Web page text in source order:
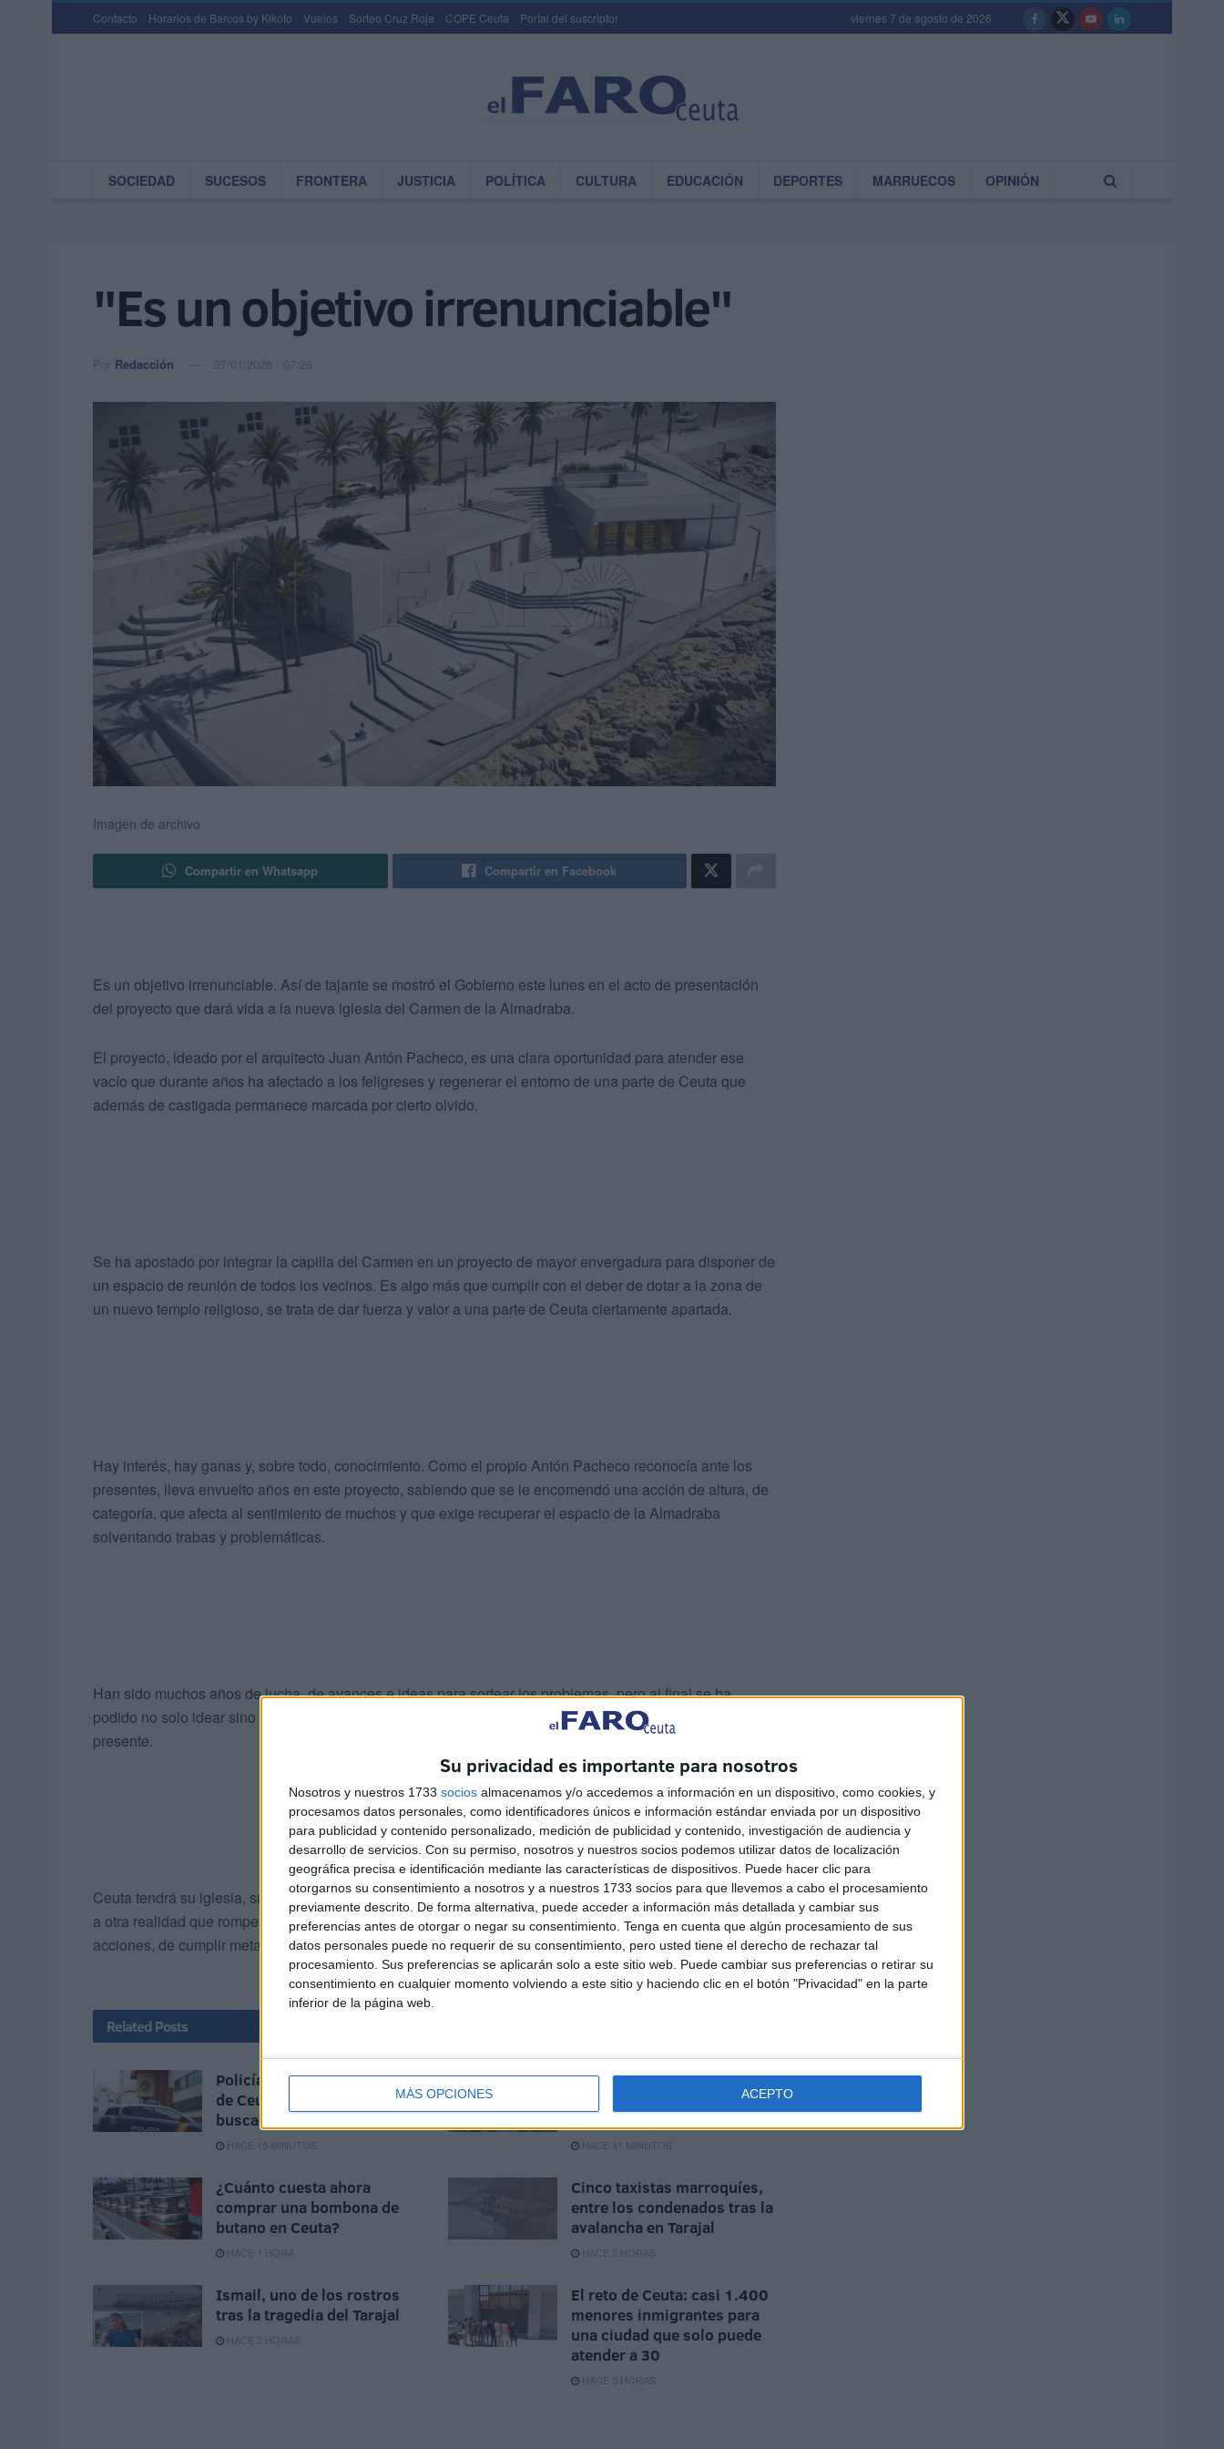
Su privacidad es importante para nosotros
Nosotros y nuestros 1733 socios almacenamos y/o accedemos a información en un dispositivo, como cookies, y
procesamos datos personales, como identificadores únicos e información estándar enviada por un dispositivo
para publicidad y contenido personalizado, medición de publicidad y contenido, investigación de audiencia y
desarrollo de servicios. Con su permiso, nosotros y nuestros socios podemos utilizar datos de localización
geográfica precisa e identificación mediante las características de dispositivos. Puede hacer clic para
otorgarnos su consentimiento a nosotros y a nuestros 1733 socios para que llevemos a cabo el procesamiento
previamente descrito. De forma alternativa, puede acceder a información más detallada y cambiar sus
preferencias antes de otorgar o negar su consentimiento. Tenga en cuenta que algún procesamiento de sus
datos personales puede no requerir de su consentimiento, pero usted tiene el derecho de rechazar tal
procesamiento. Sus preferencias se aplicarán solo a este sitio web. Puede cambiar sus preferencias o retirar su
consentimiento en cualquier momento volviendo a este sitio y haciendo clic en el botón "Privacidad" en la parte
inferior de la página web.
MÁS OPCIONES ACEPTO
Contacto Horarios de Barcos by Kikoto Vuelos Sorteo Cruz Roja COPE Ceuta Portal del suscriptor viernes 7 de agosto de 2026
SOCIEDAD SUCESOS FRONTERA JUSTICIA POLÍTICA CULTURA EDUCACIÓN DEPORTES MARRUECOS OPINIÓN
"Es un objetivo irrenunciable"
Por Redacción 27/01/2026 - 07:25
Imagen de archivo
Compartir en Whatsapp Compartir en Facebook
Es un objetivo irrenunciable. Así de tajante se mostró el Gobierno este lunes en el acto de presentación
del proyecto que dará vida a la nueva iglesia del Carmen de la Almadraba.
El proyecto, ideado por el arquitecto Juan Antón Pacheco, es una clara oportunidad para atender ese
vacío que durante años ha afectado a los feligreses y regenerar el entorno de una parte de Ceuta que
además de castigada permanece marcada por cierto olvido.
Se ha apostado por integrar la capilla del Carmen en un proyecto de mayor envergadura para disponer de
un espacio de reunión de todos los vecinos. Es algo más que cumplir con el deber de dotar a la zona de
un nuevo templo religioso, se trata de dar fuerza y valor a una parte de Ceuta ciertamente apartada.
Hay interés, hay ganas y, sobre todo, conocimiento. Como el propio Antón Pacheco reconocía ante los
presentes, lleva envuelto años en este proyecto, sabiendo que se le encomendó una acción de altura, de
categoría, que afecta al sentimiento de muchos y que exige recuperar el espacio de la Almadraba
solventando trabas y problemáticas.
Han sido muchos años de lucha, de avances e ideas para sortear los problemas, pero al final se ha
podido no solo idear sino también presentar un proyecto de futuro, pero engarzado en un compromiso del
presente.
Ceuta tendrá su iglesia, su capilla y su rincón. Será distinto, habrá que conocerlo, entenderlo y adaptarlo
a otra realidad que rompe con lo que se conoció. Ahora quedan meses por delante de trabajo, de
acciones, de cumplir metas y, sobre todo, de responder a un compromiso aspirado por muchos ceutíes.
Related Posts
Policía detiene en el puerto
de Ceuta a un criminal
buscado en Francia
HACE 15 MINUTOS
Fallece un subsahariano tras
Marruecos a Ceuta
HACE 41 MINUTOS
¿Cuánto cuesta ahora
comprar una bombona de
butano en Ceuta?
HACE 1 HORA
Cinco taxistas marroquíes,
entre los condenados tras la
avalancha en Tarajal
HACE 2 HORAS
Ismail, uno de los rostros
tras la tragedia del Tarajal
HACE 2 HORAS
El reto de Ceuta: casi 1.400
menores inmigrantes para
una ciudad que solo puede
atender a 30
HACE 3 HORAS